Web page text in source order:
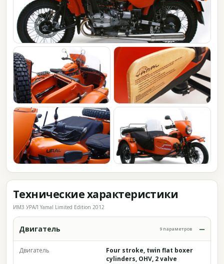
Технические характеристики
ИМЗ УРАЛ Yamal Limited Edition 2012
Двигатель 9 параметров
Двигатель
Four stroke, twin flat boxer
cylinders, OHV, 2 valve